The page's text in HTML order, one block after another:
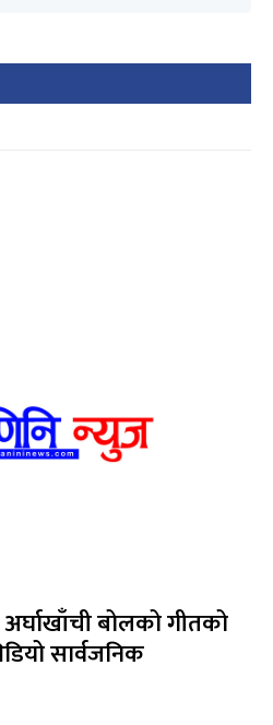
अर्घाखाँची बोलको गीतको
सार्वजनिक